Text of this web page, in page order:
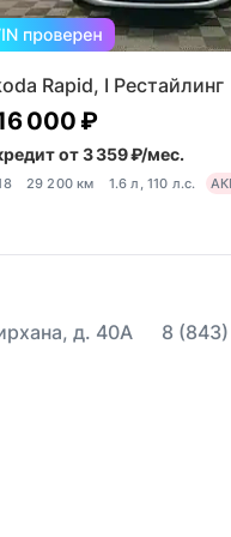
Rapid, I Рестайлинг
000 ₽
от 3 359 ₽/мес.
29 200 км 1.6 л, 110 л.с.
д. 40А 8